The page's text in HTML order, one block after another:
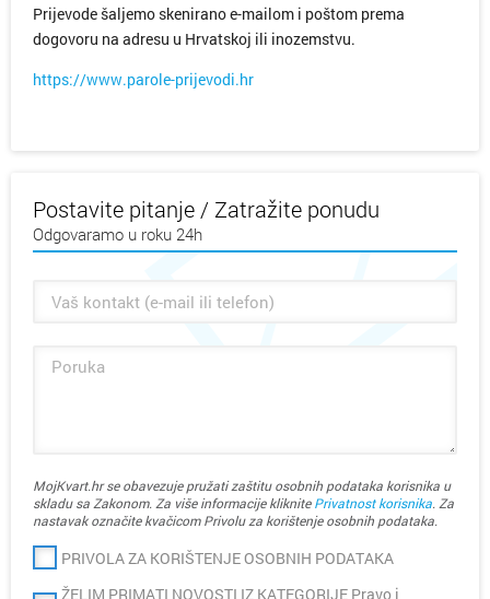
Prijevode šaljemo skenirano e-mailom i poštom prema
dogovoru na adresu u Hrvatskoj ili inozemstvu.
https://www.parole-prijevodi.hr
Postavite pitanje / Zatražite ponudu
Odgovaramo u roku 24h
MojKvart.hr se obavezuje pružati zaštitu osobnih podataka korisnika u
skladu sa Zakonom. Za više informacije kliknitePrivatnost korisnika. Za
nastavak označite kvačicom Privolu za korištenje osobnih podataka.
PRIVOLA ZA KORIŠTENJE OSOBNIH PODATAKA
ŽELIM PRIMATI NOVOSTI IZ KATEGORIJE Pravo i